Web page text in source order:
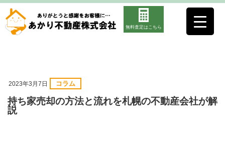
無料査定はこちら
2023年3月7日 コラム
持ち家売却の方法と流れを札幌の不動産会社が解
説